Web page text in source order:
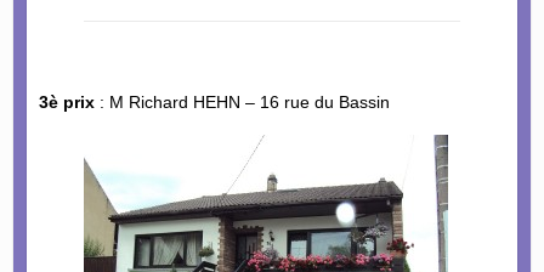
3è prix : M Richard HEHN – 16 rue du Bassin